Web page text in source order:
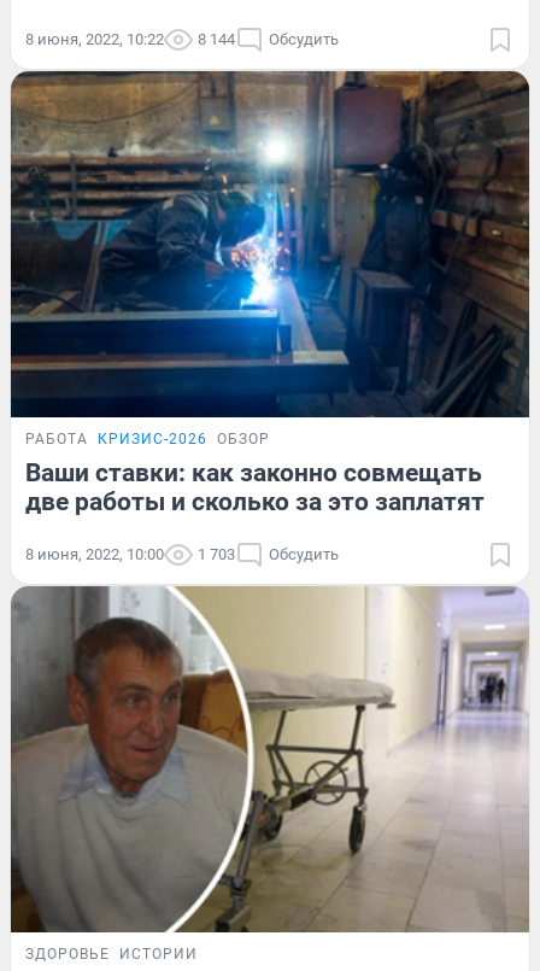
8 июня, 2022, 10:22 8 144 Обсудить
РАБОТА КРИЗИС-2026 ОБЗОР
Ваши ставки: как законно совмещать
две работы и сколько за это заплатят
8 июня, 2022, 10:00 1 703 Обсудить
ЗДОРОВЬЕ ИСТОРИИ